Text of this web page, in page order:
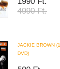
4990 Ft.
JACKIE BROWN (1
DVD)